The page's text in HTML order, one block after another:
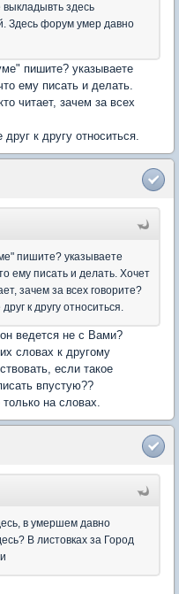
здесь
Здесь форум умер давно
пишите? указываете
ему писать и делать.
читает, зачем за всех
к другу относиться.
пишите? указываете
ему писать и делать. Хочет
зачем за всех говорите?
к другу относиться.
ведется не с Вами?
словах к другому
если такое
впустую??
на словах.
в умершем давно
В листовках за Город